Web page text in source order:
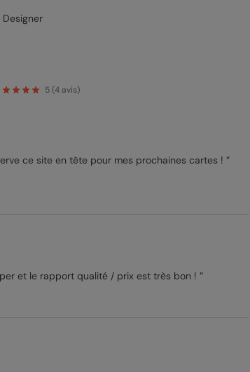
5(4avis)
ce site en tête pour mes prochaines cartes ! ”
et le rapport qualité / prix est très bon ! ”